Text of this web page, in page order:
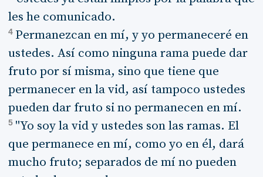
les he comunicado.
4 Permanezcan en mí, y yo permaneceré en
ustedes. Así como ninguna rama puede dar
fruto por sí misma, sino que tiene que
permanecer en la vid, así tampoco ustedes
pueden dar fruto si no permanecen en mí.
5 "Yo soy la vid y ustedes son las ramas. El
que permanece en mí, como yo en él, dará
mucho fruto; separados de mí no pueden